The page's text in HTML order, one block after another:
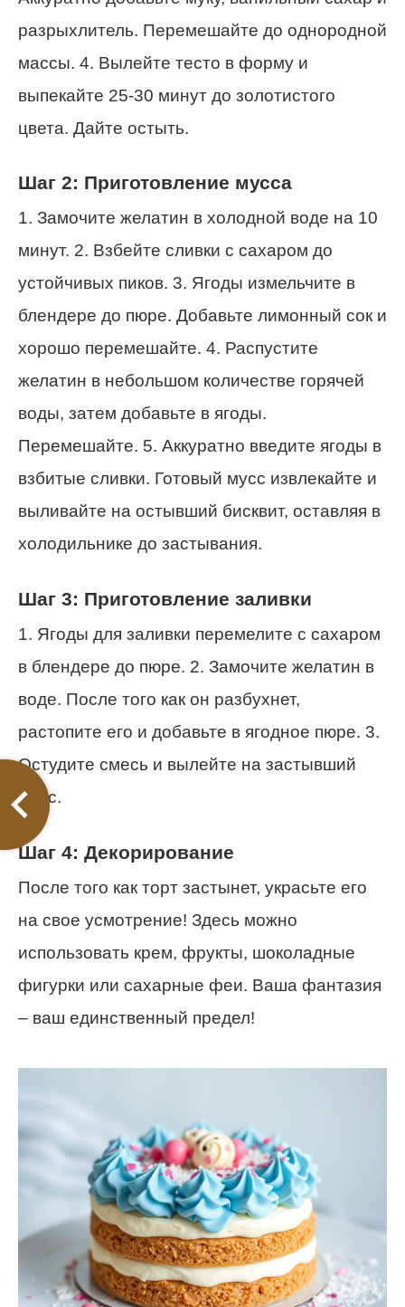
разрыхлитель. Перемешайте до однородной
массы. 4. Вылейте тесто в форму и
выпекайте 25-30 минут до золотистого
цвета. Дайте остыть.
Шаг 2: Приготовление мусса
1. Замочите желатин в холодной воде на 10
минут. 2. Взбейте сливки с сахаром до
устойчивых пиков. 3. Ягоды измельчите в
блендере до пюре. Добавьте лимонный сок и
хорошо перемешайте. 4. Распустите
желатин в небольшом количестве горячей
воды, затем добавьте в ягоды.
Перемешайте. 5. Аккуратно введите ягоды в
взбитые сливки. Готовый мусс извлекайте и
выливайте на остывший бисквит, оставляя в
холодильнике до застывания.
Шаг 3: Приготовление заливки
1. Ягоды для заливки перемелите с сахаром
в блендере до пюре. 2. Замочите желатин в
воде. После того как он разбухнет,
растопите его и добавьте в ягодное пюре. 3.
Остудите смесь и вылейте на застывший
мусс.
Шаг 4: Декорирование
После того как торт застынет, украсьте его
на свое усмотрение! Здесь можно
использовать крем, фрукты, шоколадные
фигурки или сахарные феи. Ваша фантазия
– ваш единственный предел!